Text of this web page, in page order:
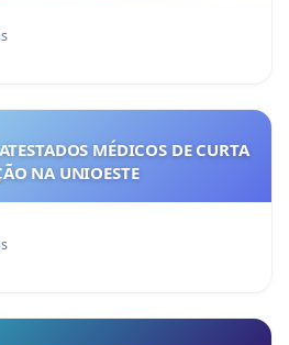
MÉDICOS DE CURTA
NA UNIOESTE